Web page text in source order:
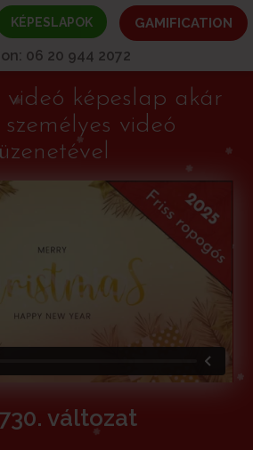
KÉPESLAPOK GAMIFICATION
06 20 944 2072
videó képeslap akár
videó
üzenetével
változat